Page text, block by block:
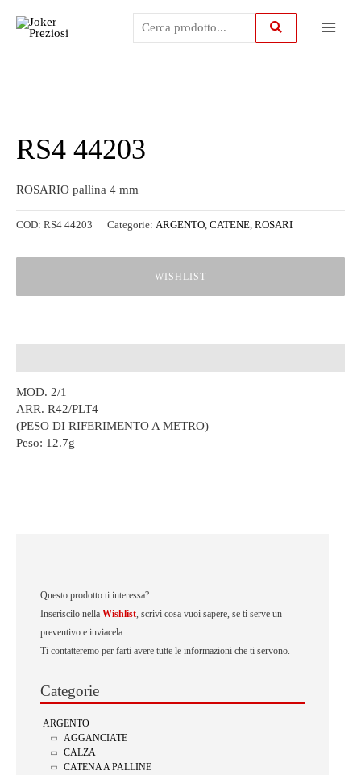
contenuto
Questo prodotto ti interessa?
Inseriscilo nella Wishlist, scrivi cosa vuoi sapere, se ti serve un
preventivo e inviacela.
Ti contatteremo per farti avere tutte le informazioni che ti servono.
Categorie
ARGENTO
AGGANCIATE
CALZA
CATENA A PALLINE
RS4 44203
ROSARIO pallina 4 mm
COD: RS4 44203 Categorie: ARGENTO, CATENE, ROSARI
WISHLIST
MOD. 2/1
ARR. R42/PLT4
(PESO DI RIFERIMENTO A METRO)
Peso: 12.7g